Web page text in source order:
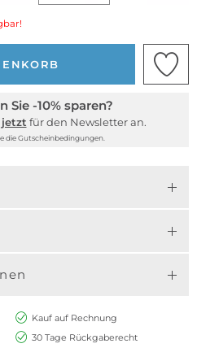
Sie -10% sparen?
jetzt für den Newsletter an.
die Gutscheinbedingungen.
Kauf auf Rechnung
30 Tage Rückgaberecht